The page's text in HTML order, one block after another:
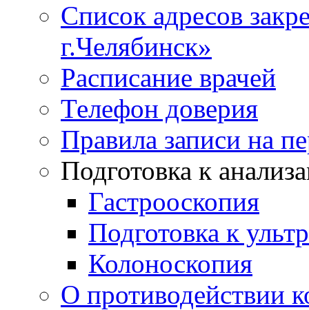
Список адресов
г.Челябинск»
Расписание врачей
Телефон доверия
Правила записи на
Подготовка к
Гастрооскопия
Подготовка к
Колоноскопия
О противодействии